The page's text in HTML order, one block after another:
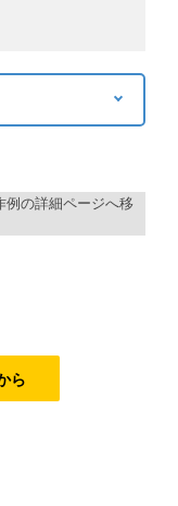
例の詳細ページへ移
ら